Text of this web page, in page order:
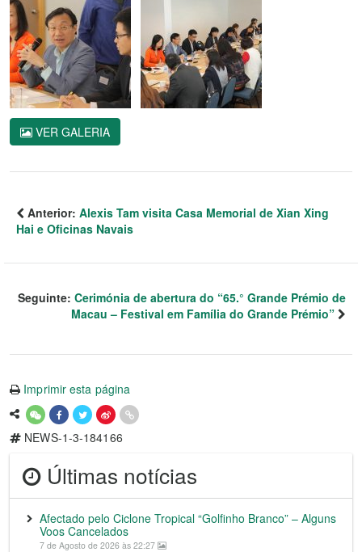
VER GALERIA
Anterior: Alexis Tam visita Casa Memorial de Xian Xing
Hai e Oficinas Navais
Seguinte: Cerimónia de abertura do “65.° Grande Prémio de
Macau – Festival em Família do Grande Prémio”
Imprimir esta página
NEWS-1-3-184166
Últimas notícias
Afectado pelo Ciclone Tropical “Golfinho Branco” – Alguns
Voos Cancelados
7 de Agosto de 2026 às 22:27